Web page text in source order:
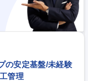
の安定基盤/未経験
管理